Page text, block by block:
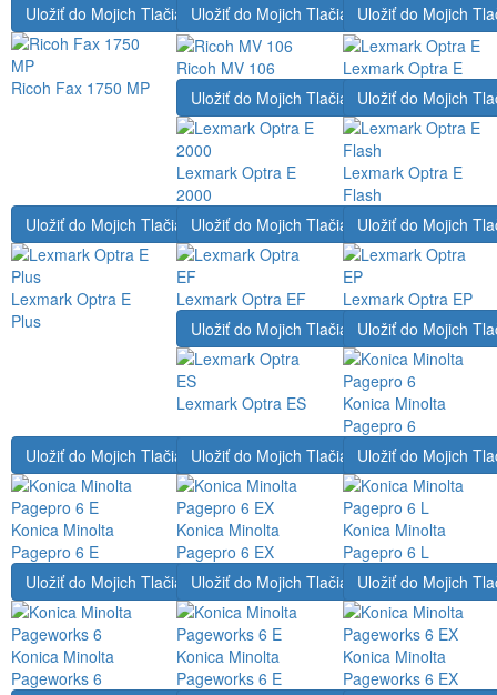
Uložiť do Mojich Tlačiarní
Ricoh Fax 1750 MP
Uložiť do Mojich Tlačiarní
Ricoh MV 106
Uložiť do Mojich
Lexmark Optra E
Uložiť do Mojich Tlačiarní
Lexmark Optra E
2000
Uložiť do Mojich
Lexmark Optra E
Flash
Uložiť do Mojich Tlačiarní
Lexmark Optra E
Plus
Uložiť do Mojich Tlačiarní
Lexmark Optra EF
Uložiť do Mojich
Lexmark Optra EP
Uložiť do Mojich Tlačiarní
Lexmark Optra ES
Uložiť do Mojich
Konica Minolta
Pagepro 6
Uložiť do Mojich Tlačiarní
Konica Minolta
Pagepro 6 E
Uložiť do Mojich Tlačiarní
Konica Minolta
Pagepro 6 EX
Uložiť do Mojich
Konica Minolta
Pagepro 6 L
Uložiť do Mojich Tlačiarní
Konica Minolta
Pageworks 6
Uložiť do Mojich Tlačiarní
Konica Minolta
Pageworks 6 E
Uložiť do Mojich
Konica Minolta
Pageworks 6 EX